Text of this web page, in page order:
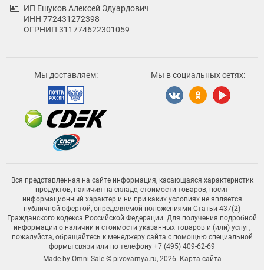
ИП Ешуков Алексей Эдуардович
ИНН 772431272398
ОГРНИП 311774622301059
Мы доставляем: Мы в социальных сетях:
Вся представленная на сайте информация, касающаяся характеристик
продуктов, наличия на складе, стоимости товаров, носит
информационный характер и ни при каких условиях не является
публичной офертой, определяемой положениями Статьи 437(2)
Гражданского кодекса Российской Федерации. Для получения подробной
информации о наличии и стоимости указанных товаров и (или) услуг,
пожалуйста, обращайтесь к менеджеру сайта с помощью специальной
формы связи или по телефону +7 (495) 409-62-69
Made by Omni.Sale © pivovarnya.ru, 2026. Карта сайта